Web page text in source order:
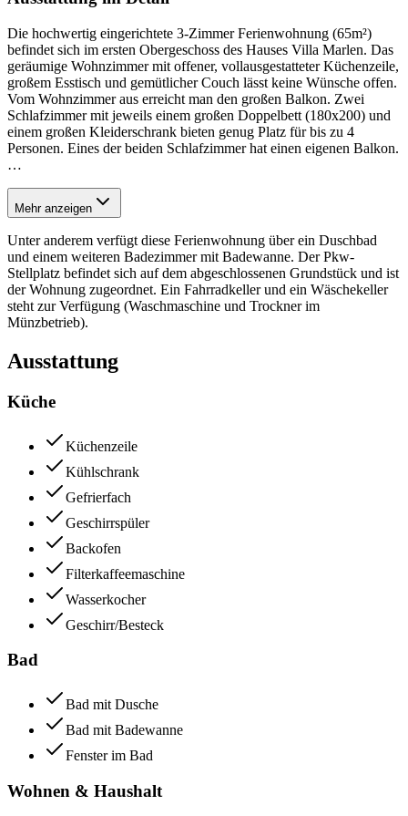
Die hochwertig eingerichtete 3-Zimmer Ferienwohnung (65m²)
befindet sich im ersten Obergeschoss des Hauses Villa Marlen. Das
geräumige Wohnzimmer mit offener, vollausgestatteter Küchenzeile,
großem Esstisch und gemütlicher Couch lässt keine Wünsche offen.
Vom Wohnzimmer aus erreicht man den großen Balkon. Zwei
Schlafzimmer mit jeweils einem großen Doppelbett (180x200) und
einem großen Kleiderschrank bieten genug Platz für bis zu 4
Personen. Eines der beiden Schlafzimmer hat einen eigenen Balkon.
…
Mehr anzeigen
Unter anderem verfügt diese Ferienwohnung über ein Duschbad
und einem weiteren Badezimmer mit Badewanne. Der Pkw-
Stellplatz befindet sich auf dem abgeschlossenen Grundstück und ist
der Wohnung zugeordnet. Ein Fahrradkeller und ein Wäschekeller
steht zur Verfügung (Waschmaschine und Trockner im
Münzbetrieb).
Ausstattung
Küche
Küchenzeile
Kühlschrank
Gefrierfach
Geschirrspüler
Backofen
Filterkaffeemaschine
Wasserkocher
Geschirr/Besteck
Bad
Bad mit Dusche
Bad mit Badewanne
Fenster im Bad
Wohnen & Haushalt